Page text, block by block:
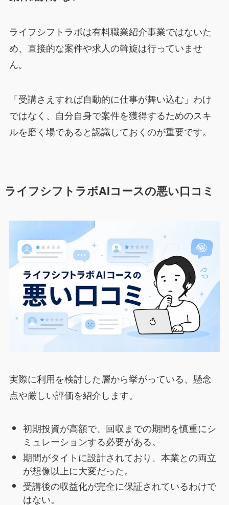
ライフシフトラボは有料職業紹介事業ではないた
め、直接的な案件や求人の斡旋は行っていませ
ん。
「受講さえすれば自動的に仕事が舞い込む」わけ
ではなく、自分自身で案件を獲得するためのスキ
ルを磨く場であると認識しておくのが重要です。
ライフシフトラボAIコースの悪い口コミ
実際に利用を検討した層から挙がっている、懸念
点や厳しい評価を紹介します。
初期投資が高額で、回収までの期間を慎重にシ
ミュレーションする必要がある。
期間がタイトに設計されており、本業との両立
が想像以上に大変だった。
受講後の収益化が完全に保証されているわけで
はない。